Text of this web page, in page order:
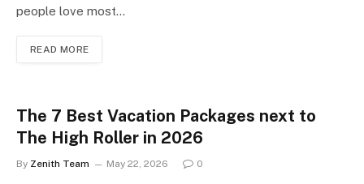
people love most…
READ MORE
The 7 Best Vacation Packages next to
The High Roller in 2026
By Zenith Team May 22, 2026 0